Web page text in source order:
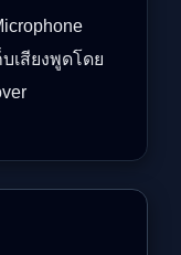
เสียงพูดโดย